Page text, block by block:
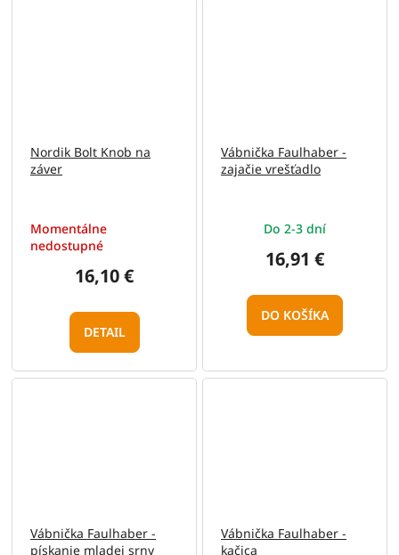
Nordik Bolt Knob na
záver
Momentálne
nedostupné
16,10 €
DETAIL
Vábnička Faulhaber -
zajačie vrešťadlo
Do 2-3 dní
16,91 €
DO KOŠÍKA
Vábnička Faulhaber -
pískanie mladej srny
Vábnička Faulhaber -
kačica